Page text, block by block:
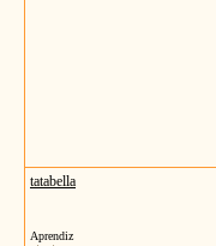
tatabella
Aprendiz